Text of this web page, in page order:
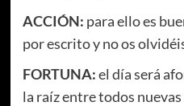
ACCIÓN: para ello es
por escrito y no os
FORTUNA:el día será
la raíz entre todos